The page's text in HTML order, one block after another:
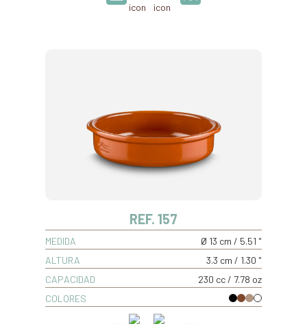
REF. 157
MEDIDA
Ø 13 cm / 5.51 "
ALTURA
3.3 cm / 1.30 "
CAPACIDAD
230 cc / 7.78 oz
COLORES